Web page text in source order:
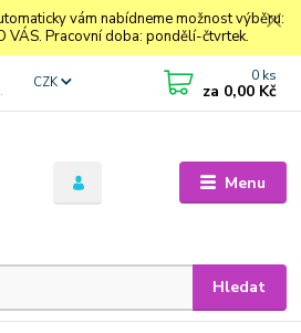
vám nabídneme možnost výběru:
VÁS. Pracovní doba: pondělí-čtvrtek.
Menu
CZK
Hledat
0 ks
za 0,00 Kč